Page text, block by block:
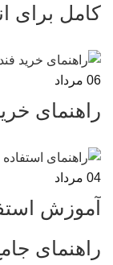
کامل برای
06 مرداد
راهنمای
04 مرداد
آموزش
راهنمای